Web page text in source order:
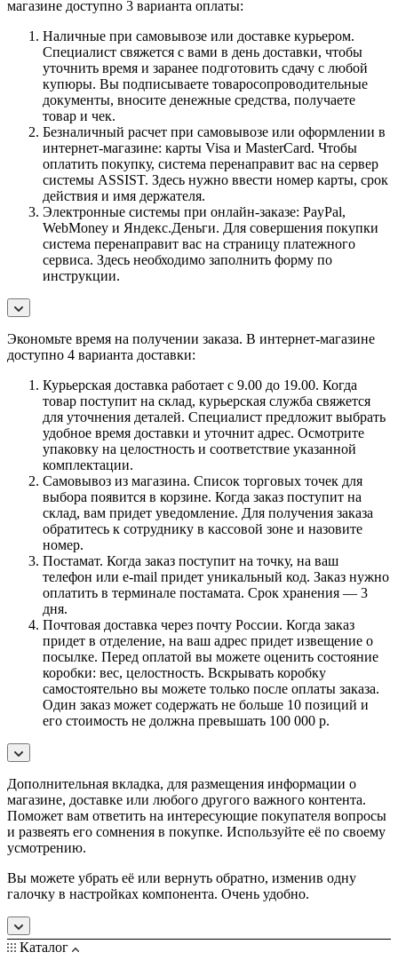
магазине доступно 3 варианта оплаты:
Наличные при самовывозе или доставке курьером.
Специалист свяжется с вами в день доставки, чтобы
уточнить время и заранее подготовить сдачу с любой
купюры. Вы подписываете товаросопроводительные
документы, вносите денежные средства, получаете
товар и чек.
Безналичный расчет при самовывозе или оформлении в
интернет-магазине: карты Visa и MasterCard. Чтобы
оплатить покупку, система перенаправит вас на сервер
системы ASSIST. Здесь нужно ввести номер карты, срок
действия и имя держателя.
Электронные системы при онлайн-заказе: PayPal,
WebMoney и Яндекс.Деньги. Для совершения покупки
система перенаправит вас на страницу платежного
сервиса. Здесь необходимо заполнить форму по
инструкции.
Экономьте время на получении заказа. В интернет-магазине
доступно 4 варианта доставки:
Курьерская доставка работает с 9.00 до 19.00. Когда
товар поступит на склад, курьерская служба свяжется
для уточнения деталей. Специалист предложит выбрать
удобное время доставки и уточнит адрес. Осмотрите
упаковку на целостность и соответствие указанной
комплектации.
Самовывоз из магазина. Список торговых точек для
выбора появится в корзине. Когда заказ поступит на
склад, вам придет уведомление. Для получения заказа
обратитесь к сотруднику в кассовой зоне и назовите
номер.
Постамат. Когда заказ поступит на точку, на ваш
телефон или e-mail придет уникальный код. Заказ нужно
оплатить в терминале постамата. Срок хранения — 3
дня.
Почтовая доставка через почту России. Когда заказ
придет в отделение, на ваш адрес придет извещение о
посылке. Перед оплатой вы можете оценить состояние
коробки: вес, целостность. Вскрывать коробку
самостоятельно вы можете только после оплаты заказа.
Один заказ может содержать не больше 10 позиций и
его стоимость не должна превышать 100 000 р.
Дополнительная вкладка, для размещения информации о
магазине, доставке или любого другого важного контента.
Поможет вам ответить на интересующие покупателя вопросы
и развеять его сомнения в покупке. Используйте её по своему
усмотрению.
Вы можете убрать её или вернуть обратно, изменив одну
галочку в настройках компонента. Очень удобно.
Каталог